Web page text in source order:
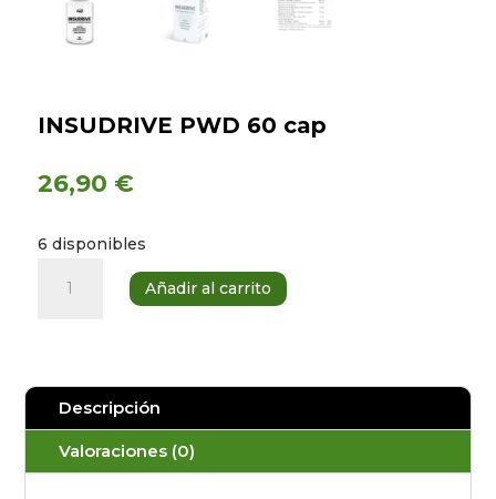
INSUDRIVE PWD 60 cap
26,90 €
6 disponibles
INSUDRIVE
PWD
cantidad
Añadir al carrito
Descripción
Valoraciones (0)